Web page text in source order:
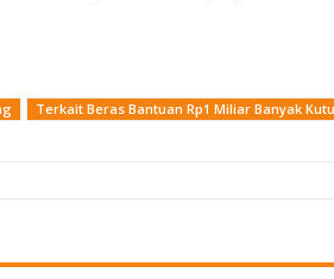
Terkait Beras Bantuan Rp1 Miliar Banyak